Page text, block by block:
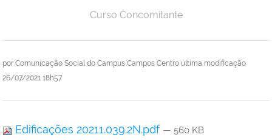
por Comunicação Social do Campus Campos Centro última modificação
26/07/2021 18h57
Curso Concomitante
Edificações 20211.039.2N.pdf — 560 KB